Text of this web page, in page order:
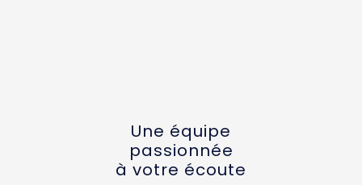
Une équipe
passionnée
à votre écoute